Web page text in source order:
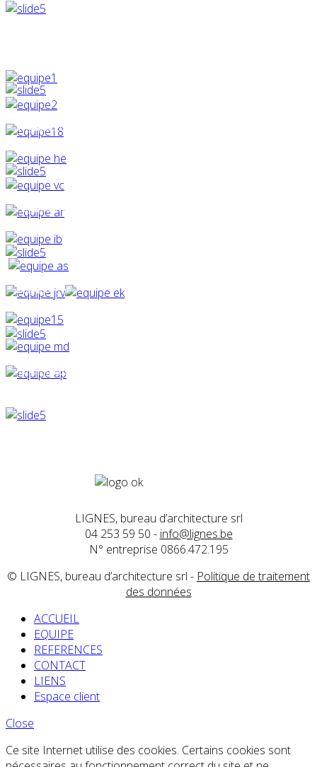
jrv@lignes.be
ek@lignes.be
vm@lignes.be
md@lignes.be
LIGNES, bureau d’architecture srl
04 253 59 50 - info@lignes.be
N° entreprise 0866.472.195
© LIGNES, bureau d’architecture srl - Politique de traitement
des données
ACCUEIL
EQUIPE
REFERENCES
CONTACT
LIENS
Espace client
Close
Ce site Internet utilise des cookies. Certains cookies sont